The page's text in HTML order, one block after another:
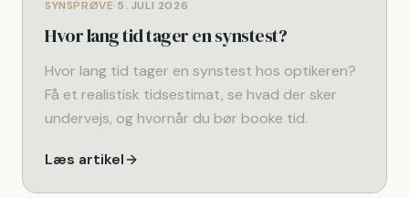
SYNSPRØVE·5. JULI 2026
Hvor lang tid tager en synstest?
Hvor lang tid tager en synstest hos optikeren?
Få et realistisk tidsestimat, se hvad der sker
undervejs, og hvornår du bør booke tid.
Læs artikel